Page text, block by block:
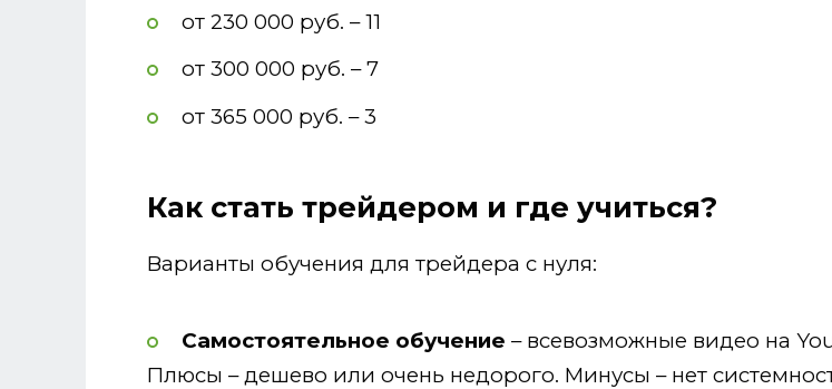
от 230 000 руб. – 11
от 300 000 руб. – 7
от 365 000 руб. – 3
Как стать трейдером и где учиться?
Варианты обучения для трейдера с нуля:
Самостоятельное обучение – всевозможные видео на
Плюсы – дешево или очень недорого. Минусы – нет